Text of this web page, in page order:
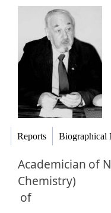
Reports Biographical
Academician of
Chemistry)
of